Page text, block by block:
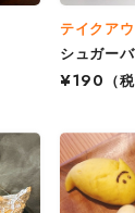
テイクア
シュガー
¥190
（